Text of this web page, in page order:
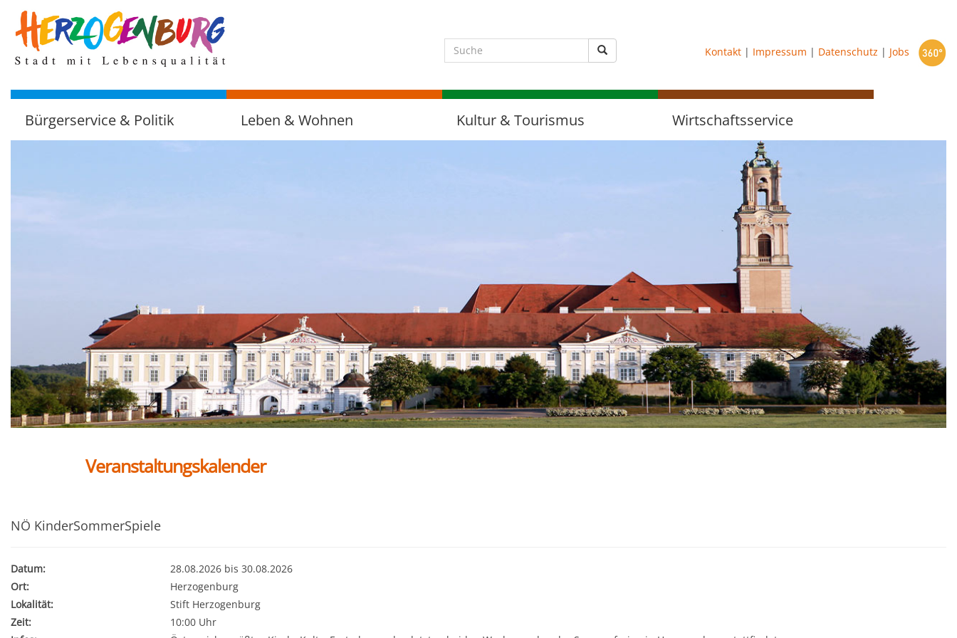
zum
Hauptinhalt
Kontakt | Impressum | Datenschutz | Jobs
Bürgerservice & Politik Leben & Wohnen Kultur & Tourismus Wirtschaftsservice
Veranstaltungskalender
NÖ KinderSommerSpiele
Datum:
28.08.2026 bis 30.08.2026
Ort:
Herzogenburg
Lokalität:
Stift Herzogenburg
Zeit:
10:00 Uhr